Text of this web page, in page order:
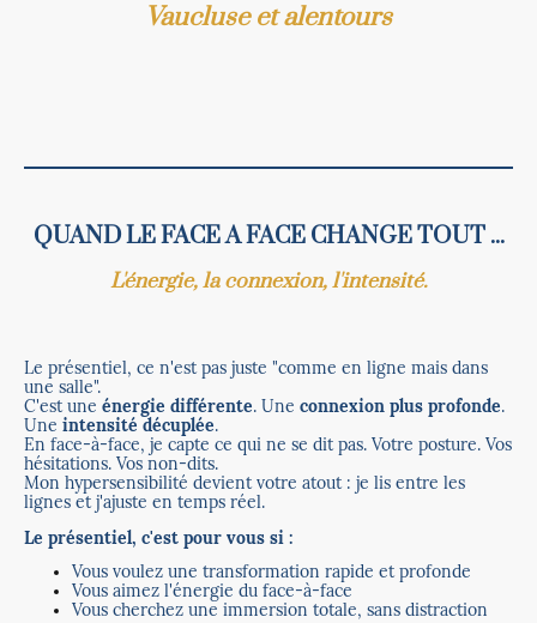
Vaucluse et alentours
Le présentiel, ce n'est pas juste "comme en ligne mais dans
une salle".
C'est une énergie différente. Une connexion plus profonde.
Une intensité décuplée.
En face-à-face, je capte ce qui ne se dit pas. Votre posture. Vos
hésitations. Vos non-dits.
Mon hypersensibilité devient votre atout : je lis entre les
lignes et j'ajuste en temps réel.
Le présentiel, c'est pour vous si :
Vous voulez une transformation rapide et profonde
Vous aimez l'énergie du face-à-face
Vous cherchez une immersion totale, sans distraction
L'énergie, la connexion, l'intensité.
QUAND LE FACE A FACE CHANGE TOUT ...